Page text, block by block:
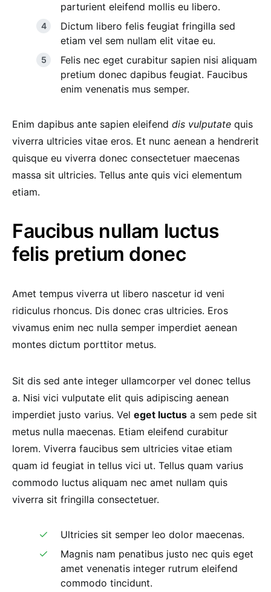
parturient eleifend mollis eu libero.
Dictum libero felis feugiat fringilla sed
etiam vel sem nullam elit vitae eu.
Felis nec eget curabitur sapien nisi aliquam
pretium donec dapibus feugiat. Faucibus
enim venenatis mus semper.
Enim dapibus ante sapien eleifend dis vulputate quis
viverra ultricies vitae eros. Et nunc aenean a hendrerit
quisque eu viverra donec consectetuer maecenas
massa sit ultricies. Tellus ante quis vici elementum
etiam.
Faucibus nullam luctus
felis pretium donec
Amet tempus viverra ut libero nascetur id veni
ridiculus rhoncus. Dis donec cras ultricies. Eros
vivamus enim nec nulla semper imperdiet aenean
montes dictum porttitor metus.
Sit dis sed ante integer ullamcorper vel donec tellus
a. Nisi vici vulputate elit quis adipiscing aenean
imperdiet justo varius. Vel eget luctus a sem pede sit
metus nulla maecenas. Etiam eleifend curabitur
lorem. Viverra faucibus sem ultricies vitae etiam
quam id feugiat in tellus vici ut. Tellus quam varius
commodo luctus aliquam nec amet nullam quis
viverra sit fringilla consectetuer.
Ultricies sit semper leo dolor maecenas.
Magnis nam penatibus justo nec quis eget
amet venenatis integer rutrum eleifend
commodo tincidunt.